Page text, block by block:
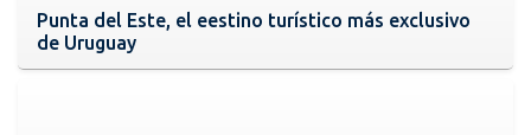
Punta del Este, el eestino turístico más exclusivo
de Uruguay